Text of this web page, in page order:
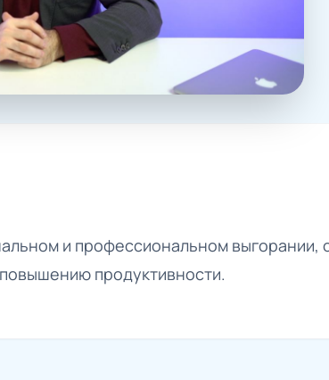
и профессиональном выгорании,
продуктивности.